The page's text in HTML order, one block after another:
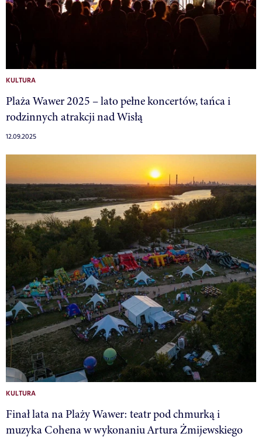
KULTURA
Plaża Wawer 2025 – lato pełne koncertów, tańca i
rodzinnych atrakcji nad Wisłą
12.09.2025
KULTURA
Finał lata na Plaży Wawer: teatr pod chmurką i
muzyka Cohena w wykonaniu Artura Żmijewskiego